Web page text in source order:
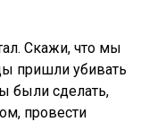
Скажи, что мы
пришли убивать
были сделать,
провести